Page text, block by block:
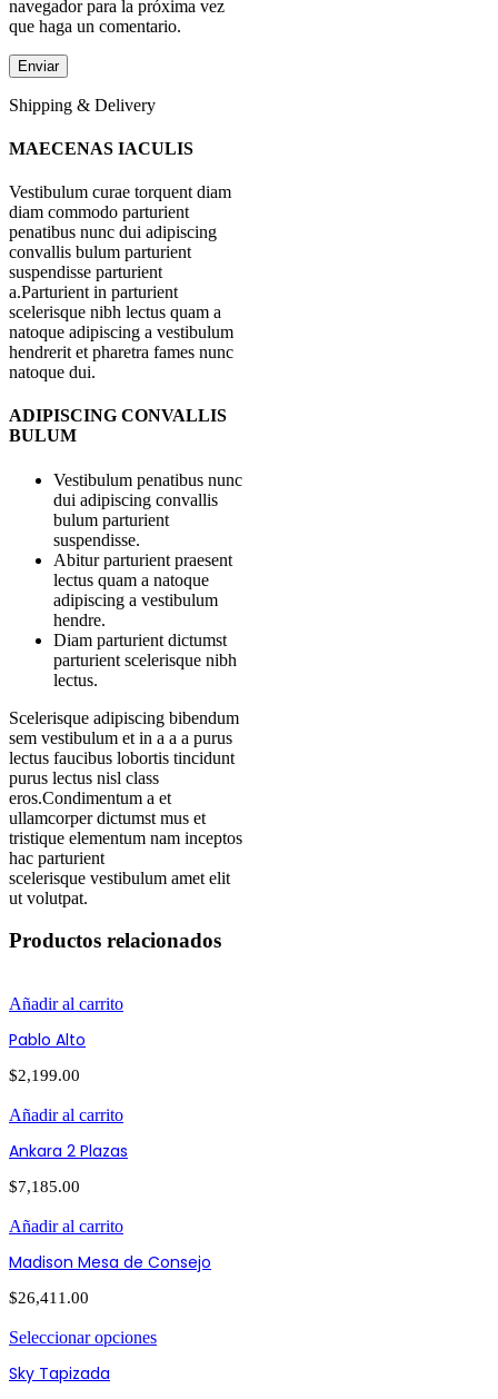
navegador para la próxima vez
que haga un comentario.
Shipping & Delivery
MAECENAS IACULIS
Vestibulum curae torquent diam
diam commodo parturient
penatibus nunc dui adipiscing
convallis bulum parturient
suspendisse parturient
a.Parturient in parturient
scelerisque nibh lectus quam a
natoque adipiscing a vestibulum
hendrerit et pharetra fames nunc
natoque dui.
ADIPISCING CONVALLIS
BULUM
Vestibulum penatibus nunc
dui adipiscing convallis
bulum parturient
suspendisse.
Abitur parturient praesent
lectus quam a natoque
adipiscing a vestibulum
hendre.
Diam parturient dictumst
parturient scelerisque nibh
lectus.
Scelerisque adipiscing bibendum
sem vestibulum et in a a a purus
lectus faucibus lobortis tincidunt
purus lectus nisl class
eros.Condimentum a et
ullamcorper dictumst mus et
tristique elementum nam inceptos
hac parturient
scelerisque vestibulum amet elit
ut volutpat.
Productos relacionados
Añadir al carrito
Pablo Alto
$2,199.00
Añadir al carrito
Ankara 2 Plazas
$7,185.00
Añadir al carrito
Madison Mesa de Consejo
$26,411.00
Seleccionar opciones
Sky Tapizada